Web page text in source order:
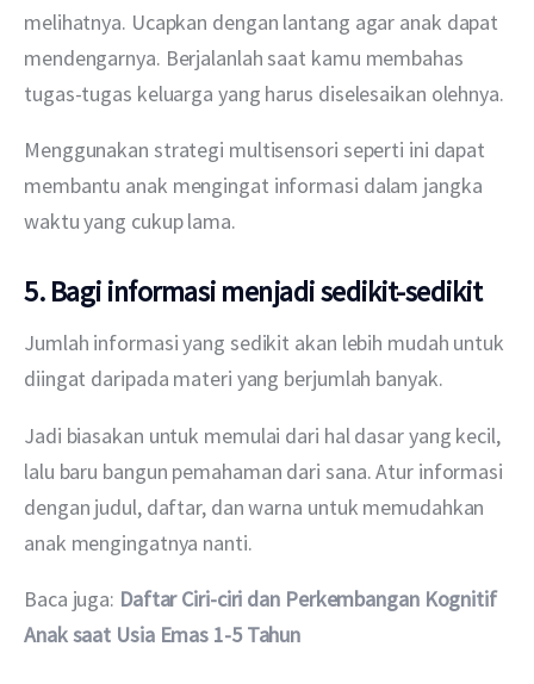
melihatnya. Ucapkan dengan lantang agar anak dapat
mendengarnya. Berjalanlah saat kamu membahas
tugas-tugas keluarga yang harus diselesaikan olehnya.
Menggunakan strategi multisensori seperti ini dapat
membantu anak mengingat informasi dalam jangka
waktu yang cukup lama.
5. Bagi informasi menjadi sedikit-sedikit
Jumlah informasi yang sedikit akan lebih mudah untuk
diingat daripada materi yang berjumlah banyak.
Jadi biasakan untuk memulai dari hal dasar yang kecil,
lalu baru bangun pemahaman dari sana. Atur informasi
dengan judul, daftar, dan warna untuk memudahkan
anak mengingatnya nanti.
Baca juga: Daftar Ciri-ciri dan Perkembangan Kognitif
Anak saat Usia Emas 1-5 Tahun